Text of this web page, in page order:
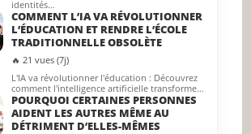
identités…
COMMENT L’IA VA RÉVOLUTIONNER
L’ÉDUCATION ET RENDRE L’ÉCOLE
TRADITIONNELLE OBSOLÈTE
🔥 21 vues (7j)
L'IA va révolutionner l'éducation : Découvrez
comment l'intelligence artificielle transforme…
POURQUOI CERTAINES PERSONNES
AIDENT LES AUTRES MÊME AU
DÉTRIMENT D’ELLES-MÊMES